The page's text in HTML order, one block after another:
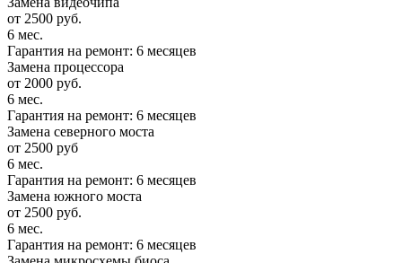
от 2500 руб.
6 мес.
Гарантия на ремонт: 6 месяцев
Замена процессора
от 2000 руб.
6 мес.
Гарантия на ремонт: 6 месяцев
Замена северного моста
от 2500 руб
6 мес.
Гарантия на ремонт: 6 месяцев
Замена южного моста
от 2500 руб.
6 мес.
Гарантия на ремонт: 6 месяцев